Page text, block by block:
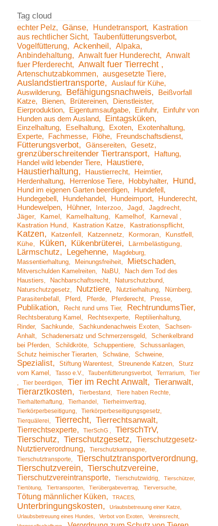
echter Pelz Gänse Hundetransport
Kastration
aus rechtlicher Sicht
Taubenfütterungsverbot
Vogelfütterung
Ackenheil
Alpaka
Anbindehaltung
Anwalt fuer Hunderecht
Anwalt
fuer Pferderecht
Anwalt fuer Tierrecht
Artenschutzabkommen ausgesetzte Tiere
Auslandstiertransporte
Auslauf für Kühe
Auswilderung
Befähigungsnachweis
Beißvorfall
Katze
Bienen Brütereinen
Dienstleister
Eierproduktion
Eigentumsaufgabe Einfuhr
Einfuhr von
Hunden aus dem Ausland
Eintagsküken
Einzelhaltung Eselhaltung Exoten
Exotenhaltung
Experte
Fachmesse Flöhe Freundschaftsdienst
Fütterungsverbot Gänsereiten Gesetz
grenzüberschreitender Tiertransport
Haftung
Handel wild lebender Tiere
Haustiere
Haustierhaltung Haustierrecht
Heimtier
Herdenhaltung
Herrenlose Tiere Hobbyhalter Hund
Hund im eigenen Garten beerdigen
Hundefell
Hundegebell
Hundehandel Hundeimport
Hunderecht
Hundewelpen
Hühner Interzoo Jagd
Jagdrecht
Jäger
Kamel Kamelhaltung Kamelhof
Karneval
Kastration Hund
Kastration Katze Kastrationspflicht
Katzen Katzenfell Katzennetz Kormoran
Kunstfell
Kühe
Küken Kükenbrüterei Lärmbelästigung
Lärmschutz Legehenne
Magdeburg
Massentierhaltung
Meinungsfreiheit Mietschaden
Mitverschulden Kamelreiten NaBU
Nach dem Tod des
Haustiers
Nachbarschaftsrecht
Naturschutzbund
Naturschutzgesetz
Nutztiere Nutztierhaltung
Nürnberg
Parasitenbefall
Pferd Pferde Pferderecht Presse
Publikation Recht rund ums Tier RechtrundumsTier
Rechtsberatung Kamel Rechtsexperte
Reptilienhaltung
Rinder
Sachkunde Sachkundenachweis Exoten
Sachsen-
Anhalt
Schadenersatz und Schmerzensgeld
Schenkelbrand
bei Pferden
Schildkröte Schuppentiere
Schussanlagen
Schutz heimischer Tierarten
Schwäne Schweine
Spezialist Stiftung Warentest Streunende Katzen
Sturz
vom Kamel
Tasso e.V. Taubenfütterungsverbot Terrrarium
Tier
Tier beerdigen
Tier im Recht Anwalt Tieranwalt
Tierarztkosten Tierbestand
Tiere haben Rechte
Tierhalterhaftung
Tierhandel
Tierheimvertrag
Tierkörperbeseitigung
Tierkörperbeseitigungsgesetz
Tierquälerei
Tierrecht Tierrechtsanwalt
Tierrechtsexperte TierSchG
TierschTrV
Tierschutz
Tierschutzgesetz
Tierschutzgesetz-
Nutztierverordnung
Tierschutzkampagne
Tierschutztransporte
Tierschutztransportverordnung
Tierschutzverein
Tierschutzvereine
Tierschutzvereintransporte Tierschutzwidrig
Tierschützer
Tiertötung
Tiertransporten Tierübergabevertrag Tierversuche
Tötung männlicher Küken TRACES
Unterbringungskosten
Urlaubsbetreuung einer Katze
Urlaubsbetreuung eines Hundes
Verbot von Exoten
Vereinsrecht